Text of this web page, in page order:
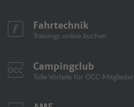
Fahrtechnik
Trainings online buchen
Campingclub
Tolle Vorteile für ÖCC-Mitglieder